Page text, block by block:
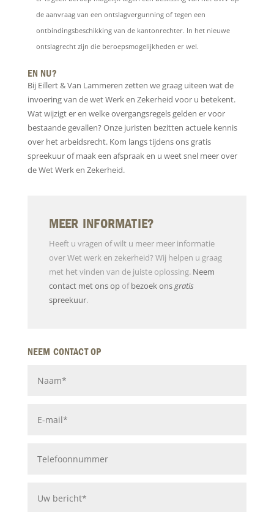
de aanvraag van een ontslagvergunning of tegen een
ontbindingsbeschikking van de kantonrechter. In het nieuwe
ontslagrecht zijn die beroepsmogelijkheden er wel.
EN NU?
Bij Eillert & Van Lammeren zetten we graag uiteen wat de
invoering van de wet Werk en Zekerheid voor u betekent.
Wat wijzigt er en welke overgangsregels gelden er voor
bestaande gevallen? Onze juristen bezitten actuele kennis
over het arbeidsrecht. Kom langs tijdens ons gratis
spreekuur of maak een afspraak en u weet snel meer over
de Wet Werk en Zekerheid.
MEER INFORMATIE?
Heeft u vragen of wilt u meer meer informatie
over Wet werk en zekerheid? Wij helpen u graag
met het vinden van de juiste oplossing. Neem
contact met ons opofbezoek ons gratis
spreekuur.
NEEM CONTACT OP